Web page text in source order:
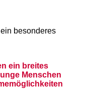
besonderes
ein breites
Menschen